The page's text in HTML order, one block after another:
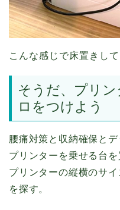
こんな感じで床置きし
そうだ、プリ
ロをつけよう
腰痛対策と収納確保と
プリンターを乗せる台を
プリンターの縦横のサ
を探す。